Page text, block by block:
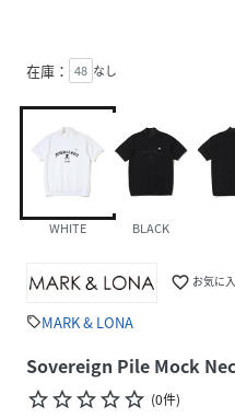
在庫： 48 なし
WHITE BLACK
favorite_border お気に
sellMARK & LONA
Sovereign Pile Mock
star_borderstar_borderstar_borderstar_borderstar_border (0件)